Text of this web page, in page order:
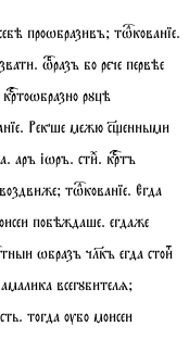
проѡбразивъ;тѡкованїе.
ѡразъ бо рече первѣе
рꙋцѣ
. Рекше межю сенными
аръ іѡръ.стиⷯ. кртъ
тѡкованїе. Егда
побѣждаше. егдаже
ѡбразъ члкъ егда стоиⷮ
всегꙋбителѧ;
тогда ѹбо моисеи